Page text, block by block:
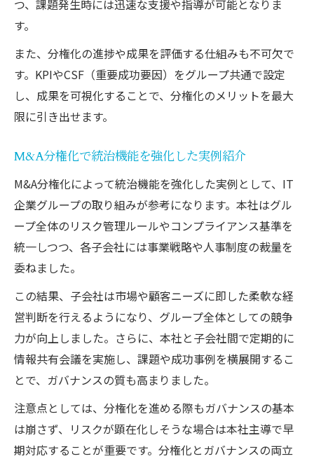
つ、課題発生時には迅速な支援や指導が可能となりま
す。
また、分権化の進捗や成果を評価する仕組みも不可欠で
す。KPIやCSF（重要成功要因）をグループ共通で設定
し、成果を可視化することで、分権化のメリットを最大
限に引き出せます。
M&A分権化で統治機能を強化した実例紹介
M&A分権化によって統治機能を強化した実例として、IT
企業グループの取り組みが参考になります。本社はグル
ープ全体のリスク管理ルールやコンプライアンス基準を
統一しつつ、各子会社には事業戦略や人事制度の裁量を
委ねました。
この結果、子会社は市場や顧客ニーズに即した柔軟な経
営判断を行えるようになり、グループ全体としての競争
力が向上しました。さらに、本社と子会社間で定期的に
情報共有会議を実施し、課題や成功事例を横展開するこ
とで、ガバナンスの質も高まりました。
注意点としては、分権化を進める際もガバナンスの基本
は崩さず、リスクが顕在化しそうな場合は本社主導で早
期対応することが重要です。分権化とガバナンスの両立